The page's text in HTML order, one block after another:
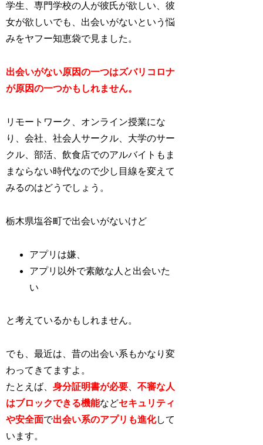
学生、専門学校の人が彼氏が欲しい、彼
女が欲しいでも、出会いがないという悩
みをヤフー知恵袋で見ました。
出会いがない原因の一つはズバリコロナ
が原因の一つかもしれません。
リモートワーク、オンライン授業にな
り、会社、社会人サークル、大学のサー
クル、部活、飲食店でのアルバイトもま
まならない時代なので少し目線を変えて
みるのはどうでしょう。
栃木県塩谷町で出会いがないけど
アプリは嫌、
アプリ以外で素敵な人と出会いた
い
と考えているかもしれません。
でも、最近は、昔の出会い系もかなり変
わってきてますよ。
たとえば、身分証明書が必要 、不審な人
はブロックできる機能などセキュリティ
や安全面で出会い系のアプリも進化して
います。